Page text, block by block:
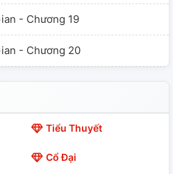
- Chương 19
- Chương 20
- Chương 21
Tiên - Chương 22
Tiểu Thuyết
Cổ Đại